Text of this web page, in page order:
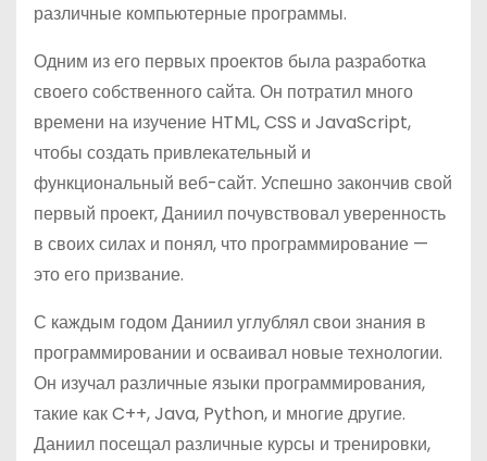
различные компьютерные программы.
Одним из его первых проектов была разработка
своего собственного сайта. Он потратил много
времени на изучение HTML, CSS и JavaScript,
чтобы создать привлекательный и
функциональный веб-сайт. Успешно закончив свой
первый проект, Даниил почувствовал уверенность
в своих силах и понял, что программирование —
это его призвание.
С каждым годом Даниил углублял свои знания в
программировании и осваивал новые технологии.
Он изучал различные языки программирования,
такие как C++, Java, Python, и многие другие.
Даниил посещал различные курсы и тренировки,